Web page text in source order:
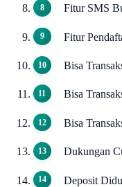
Fitur SMS
Fitur
Bisa
Bisa
Bisa
Dukungan
Deposit